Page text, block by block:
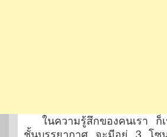
ในความรู้สึกของคนเรา ก็เ
ชั้นบรรยากาศ จะมีอยู่ 3 โซ